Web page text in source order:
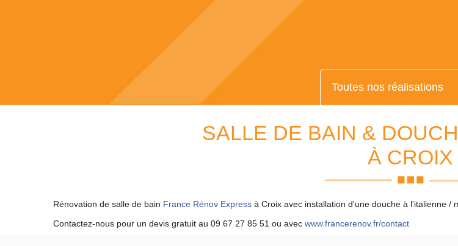
Toutes nos réalisations
SALLE DE BAIN &
À CROIX
Rénovation de salle de bain France Rénov Express à Croix avec installation d'une douche à l'italienne /
Contactez-nous pour un devis gratuit au 09 67 27 85 51 ou avec www.francerenov.fr/contact